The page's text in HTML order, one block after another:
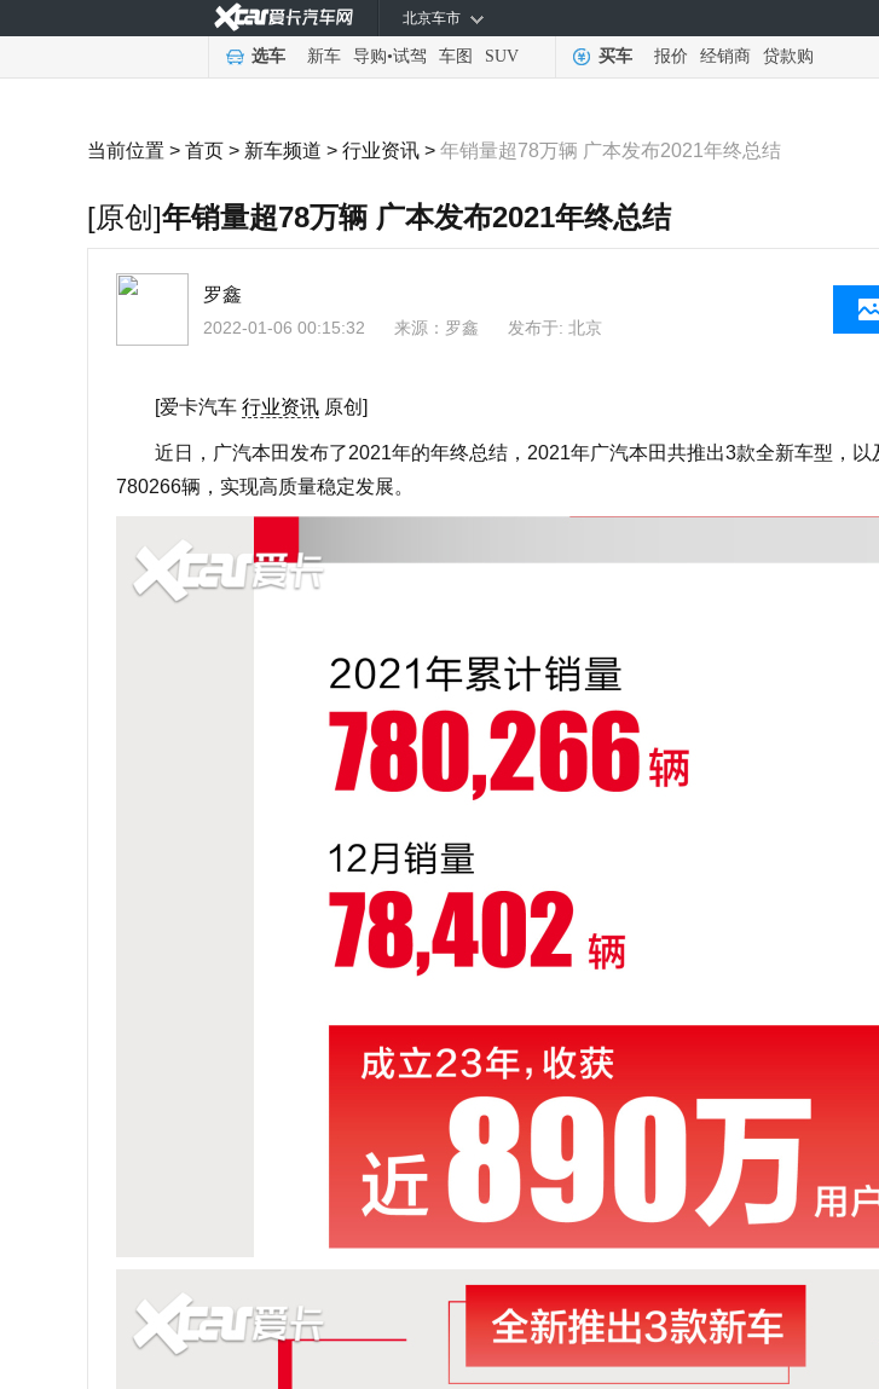
北京车市
选车 新车 导购•试驾 车图 SUV 买车 报价 经销商 贷款购
当前位置 > 首页 > 新车频道 > 行业资讯 > 年销量超78万辆 广本发布2021年终总结
[原创]年销量超78万辆 广本发布2021年终总结
罗鑫
2022-01-06 00:15:32 来源： 罗鑫 发布于: 北京
[爱卡汽车 行业资讯 原创]
近日，广汽本田发布了2021年的年终总结，2021年广汽本田共推出3款全新车型，以
780266辆，实现高质量稳定发展。